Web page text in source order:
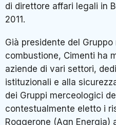
di direttore affari legali in
2011.
Già presidente del
combustione, Cimenti ha
aziende di vari settori,
istituzionali e alla
dei Gruppi merceologici
contestualmente eletto i
Roggerone (Agn Energia)